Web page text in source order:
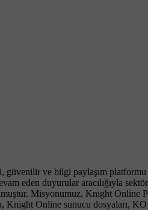
ve bilgi paylaşım
eden duyurular aracılığıyla
Misyonumuz, Knight Online
Online sunucu dosyaları,